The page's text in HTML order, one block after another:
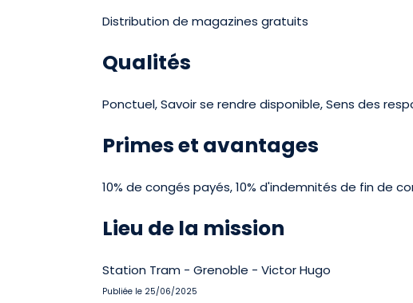
Distribution de magazines gratuits
Qualités
Ponctuel, Savoir se rendre disponible, Sens des
Primes et avantages
10% de congés payés, 10% d'indemnités de fin de
Lieu de la mission
Station Tram - Grenoble - Victor Hugo
Publiée le 25/06/2025